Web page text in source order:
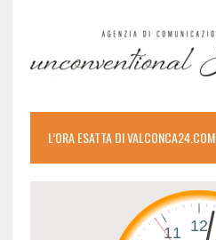
L’ORA ESATTA DI VALCONCA24.COM